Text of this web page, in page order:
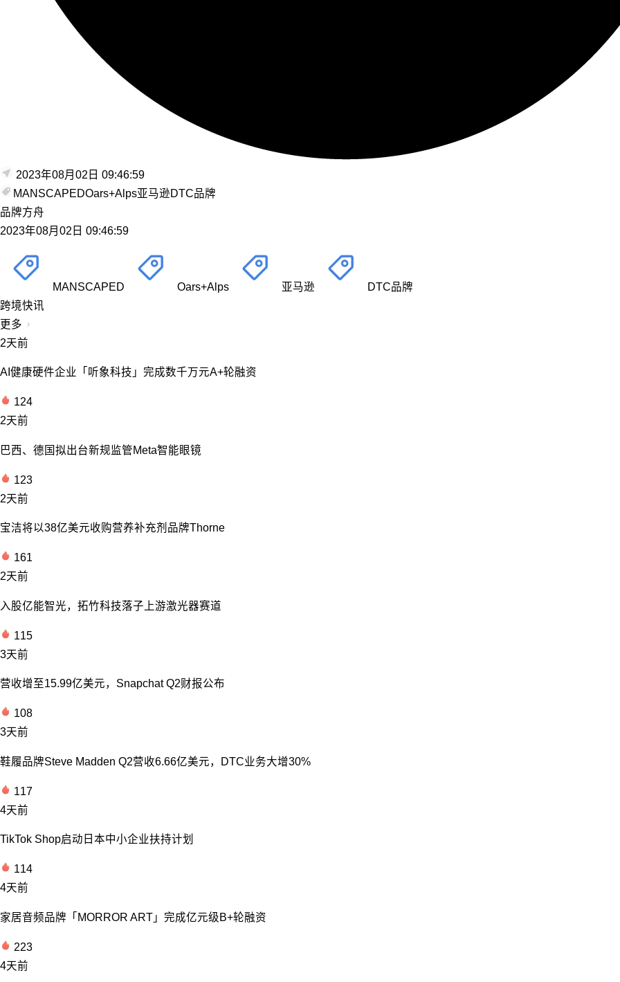
2023年08月02日 09:46:59
MANSCAPEDOars+Alps亚马逊DTC品牌
品牌方舟
2023年08月02日 09:46:59
MANSCAPED Oars+Alps 亚马逊
DTC品牌
跨境快讯
更多
2天前
AI健康硬件企业「听象科技」完成数千万元A+轮融资
124
2天前
巴西、德国拟出台新规监管Meta智能眼镜
123
2天前
宝洁将以38亿美元收购营养补充剂品牌Thorne
161
2天前
入股亿能智光，拓竹科技落子上游激光器赛道
115
3天前
营收增至15.99亿美元，Snapchat Q2财报公布
108
3天前
鞋履品牌Steve Madden Q2营收6.66亿美元，DTC业务大增30%
117
4天前
TikTok Shop启动日本中小企业扶持计划
114
4天前
家居音频品牌「MORROR ART」完成亿元级B+轮融资
223
4天前